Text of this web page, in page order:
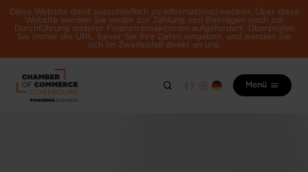
Diese Website dient ausschließlich zu Informationszwecken. Über diese
Website werden Sie weder zur Zahlung von Beiträgen noch zur
Durchführung anderer Finanztransaktionen aufgefordert. Überprüfen
Sie immer die URL, bevor Sie Ihre Daten eingeben, und wenden Sie
sich im Zweifelsfall direkt an uns.
Menü